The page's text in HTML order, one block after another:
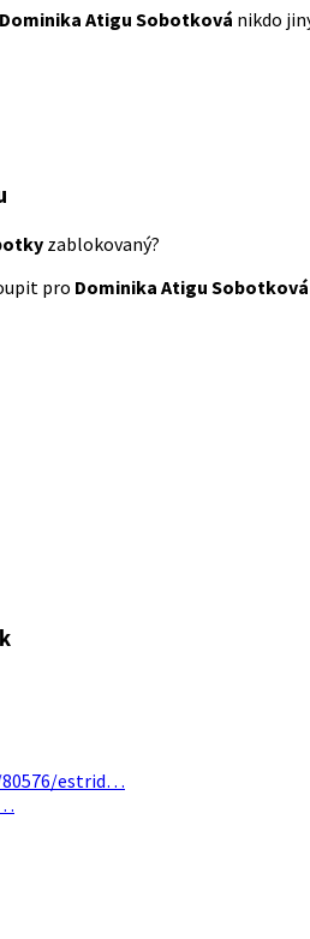
Dominika Atigu Sobotková nikdo
zablokovaný?
pro Dominika Atigu Sobotková
80576/estrid…